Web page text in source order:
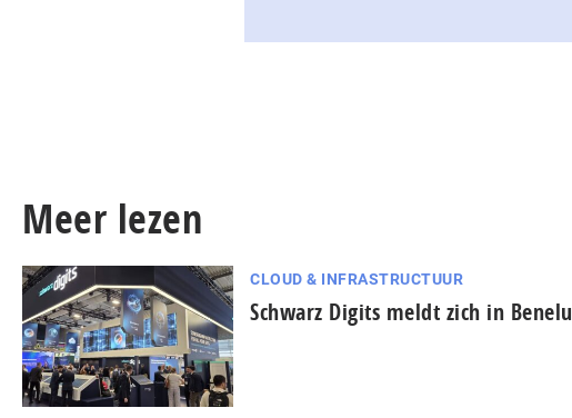
Meer lezen
CLOUD & INFRASTRUCTUUR
Schwarz Digits meldt zich in